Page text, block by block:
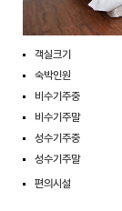
객실크기
숙박인원
비수기주중
비수기주말
성수기주중
성수기주말
편의시설